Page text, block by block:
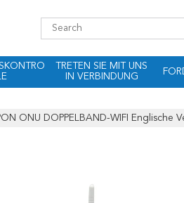
TRETEN SIE MIT UNS
IN VERBINDUNG
ONU DOPPELBAND-WIFI Englische